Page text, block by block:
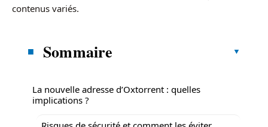
contenus variés.
Sommaire
La nouvelle adresse d’Oxtorrent : quelles
implications ?